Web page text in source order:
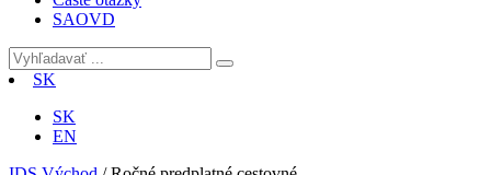
SAOVD
SK
SK
EN